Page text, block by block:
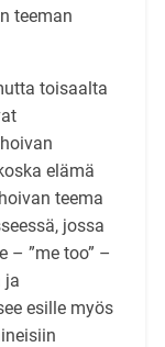
teeman
toisaalta
elämä
teema
jossa
– ”me too” –
ja
esille myös